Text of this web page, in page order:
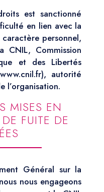
est sanctionné
en lien avec la
personnel,
CNIL, Commission
et des Libertés
autorité
l’organisation.
MISES EN
FUITE DE
Général sur la
nous engageons